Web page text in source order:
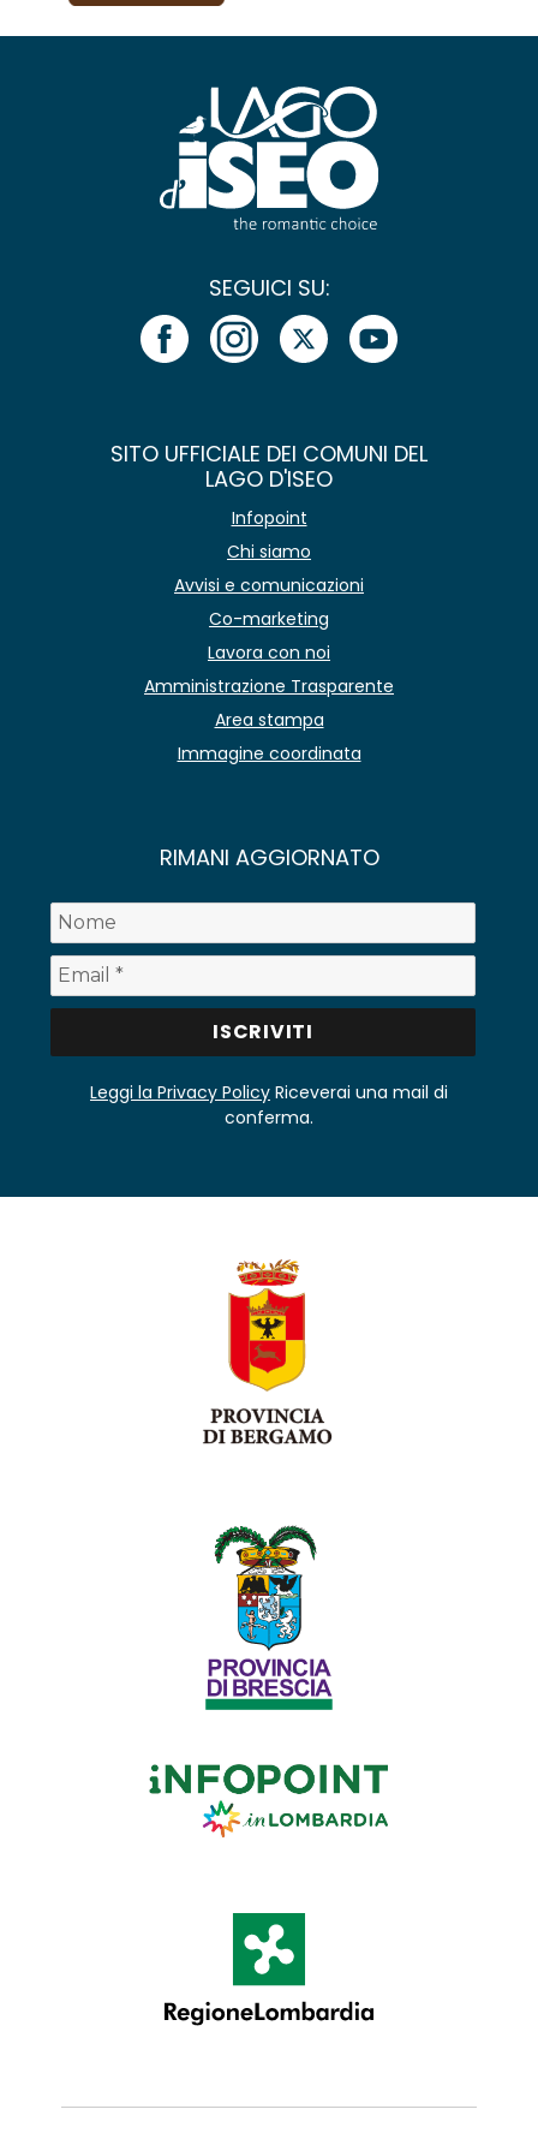
SEGUICI SU:
SITO UFFICIALE DEI COMUNI DEL
LAGO D'ISEO
Infopoint
Chi siamo
Avvisi e comunicazioni
Co-marketing
Lavora con noi
Amministrazione Trasparente
Area stampa
Immagine coordinata
RIMANI AGGIORNATO
Leggi la Privacy Policy Riceverai una mail di
conferma.